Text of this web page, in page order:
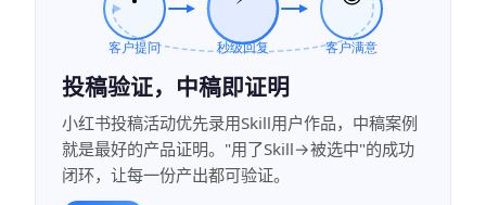
投稿验证，中稿即证明
小红书投稿活动优先录用Skill用户作品，中稿案例
就是最好的产品证明。"用了Skill→被选中"的成功
闭环，让每一份产出都可验证。